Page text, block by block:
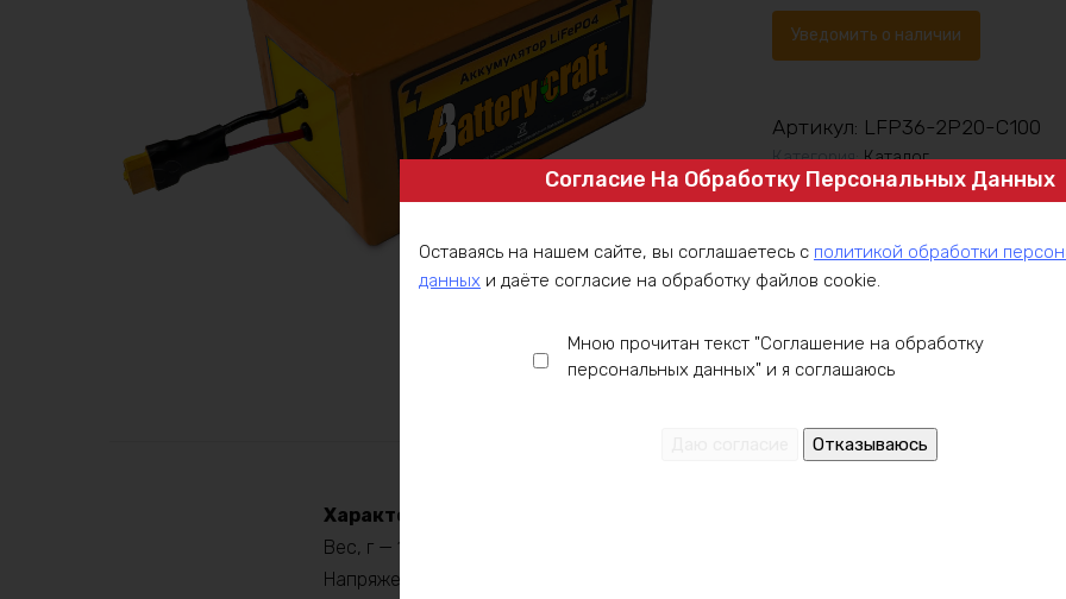
Уведомить о наличии
Артикул: LFP36-2P20-C100
Категория:Каталог
Характеристики
Вес, г — 12950
Напряжение заряда, V — 43
Согласие На Обработку Персональных Данных
Оставаясь на нашем сайте, вы соглашаетесь с политикой обработки
данных и даёте согласие на обработку файлов cookie.
Мною прочитан текст "Соглашение на обработку
персональных данных" и я соглашаюсь